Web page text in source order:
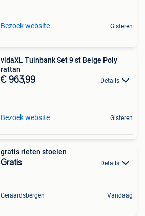
Bezoek website Gisteren
vidaXL Tuinbank Set 9 st Beige Poly
rattan
€ 963,99 Details
Bezoek website Gisteren
gratis rieten stoelen
Gratis Details
Geraardsbergen Vandaag